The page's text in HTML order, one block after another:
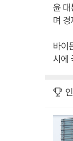
윤
며
바이
시에